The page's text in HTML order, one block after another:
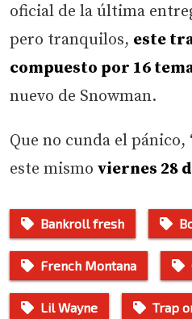
oficial de la última
pero tranquilos, este
compuesto por 16
nuevo de Snowman.
Que no cunda el pánico,
este mismo viernes 28
Bankroll fresh
French Montana
Lil Wayne Trap